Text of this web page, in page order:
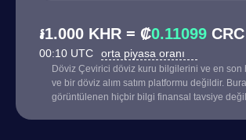
៛1.000 KHR = ₡0.11099 CRC
00:10 UTC orta piyasa oranı
Döviz Çevirici döviz kuru bilgilerini ve en son
ve bir döviz alım satım platformu değildir.
görüntülenen hiçbir bilgi finansal tavsiye